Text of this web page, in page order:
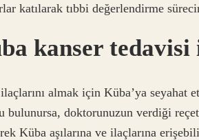
katılarak tıbbi değerlendirme
kanser
almak için Küba’ya seyahat
bulunursa, doktorunuzun verdiği
Küba aşılarına ve ilaçlarına